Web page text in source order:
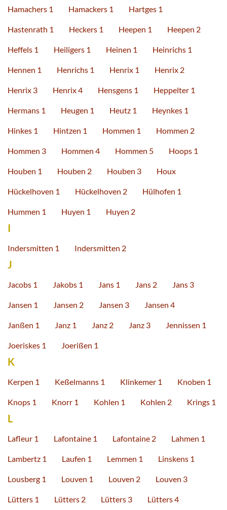
Hamachers 1 Hamackers 1 Hartges 1
Hastenrath 1 Heckers 1 Heepen 1 Heepen 2
Heffels 1 Heiligers 1 Heinen 1 Heinrichs 1
Hennen 1 Henrichs 1 Henrix 1 Henrix 2
Henrix 3 Henrix 4 Hensgens 1 Heppelter 1
Hermans 1 Heugen 1 Heutz 1 Heynkes 1
Hinkes 1 Hintzen 1 Hommen 1 Hommen 2
Hommen 3 Hommen 4 Hommen 5 Hoops 1
Houben 1 Houben 2 Houben 3 Houx
Hückelhoven 1 Hückelhoven 2 Hülhofen 1
Hummen 1 Huyen 1 Huyen 2
I
Indersmitten 1 Indersmitten 2
J
Jacobs 1 Jakobs 1 Jans 1 Jans 2 Jans 3
Jansen 1 Jansen 2 Jansen 3 Jansen 4
Janßen 1 Janz 1 Janz 2 Janz 3 Jennissen 1
Joeriskes 1 Joerißen 1
K
Kerpen 1 Keßelmanns 1 Klinkemer 1 Knoben 1
Knops 1 Knorr 1 Kohlen 1 Kohlen 2 Krings 1
L
Lafleur 1 Lafontaine 1 Lafontaine 2 Lahmen 1
Lambertz 1 Laufen 1 Lemmen 1 Linskens 1
Lousberg 1 Louven 1 Louven 2 Louven 3
Lütters 1 Lütters 2 Lütters 3 Lütters 4